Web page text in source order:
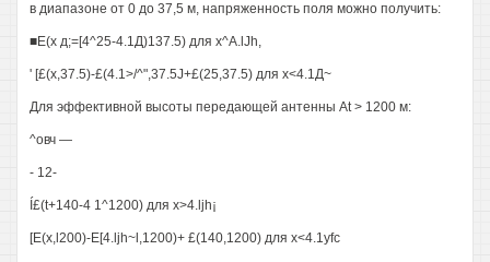
в диапазоне от 0 до 37,5 м, напряженность поля можно получить:
■Е(х д;=[4^25-4.1Д)137.5) для x^A.lJh,
' [£(x,37.5)-£(4.1>/^",37.5J+£(25,37.5) для х<4.1Д~
Для эффективной высоты передающей антенны At > 1200 м:
^овч —
- 12-
Í£(t+140-4 1^1200) для x>4.ljh¡
[E(x,l200)-E[4.ljh~l,1200)+ £(140,1200) для x<4.1yfc